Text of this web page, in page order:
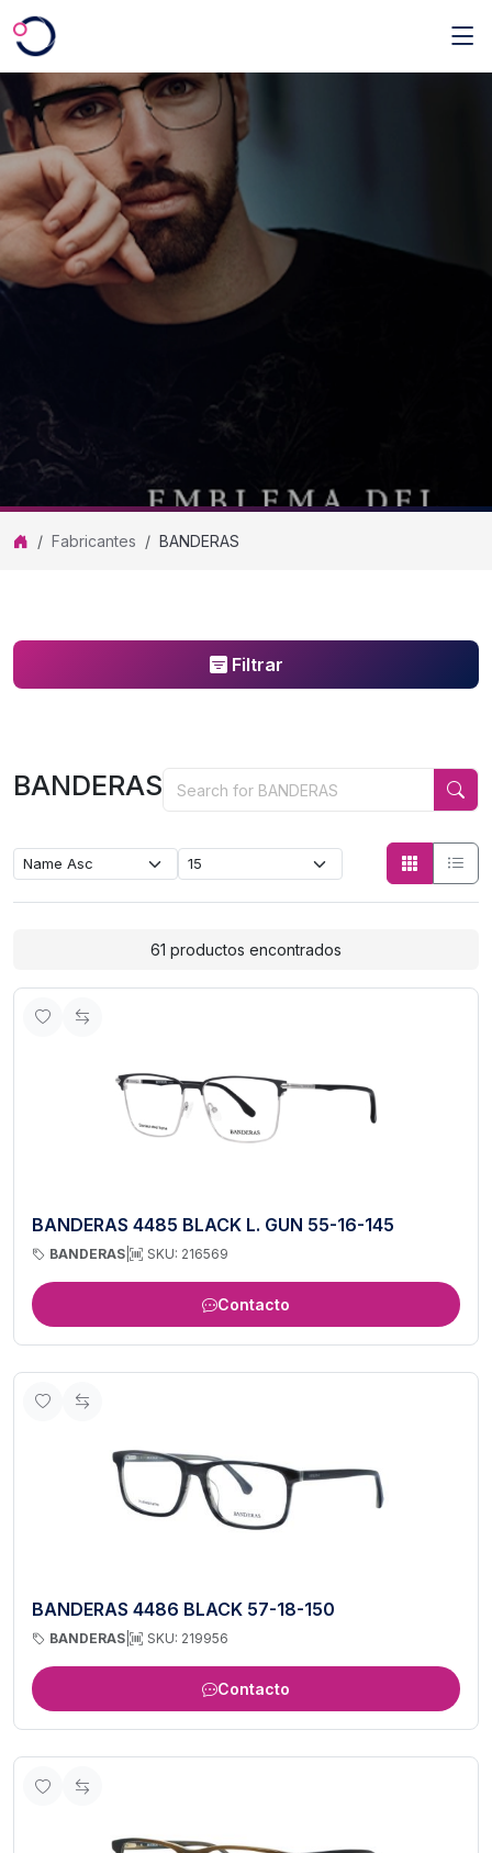
Saltar al contenido principal
Fabricantes BANDERAS
Filtrar
BANDERAS
BANDERAS
61 productos encontrados
BANDERAS 4485 BLACK L. GUN 55-16-145
BANDERAS SKU: 216569
Contacto
BANDERAS 4486 BLACK 57-18-150
BANDERAS SKU: 219956
Contacto